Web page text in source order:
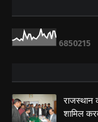
6850215
राजस्थान
शामिल